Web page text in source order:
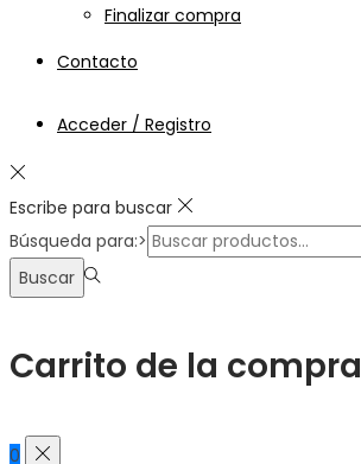
Finalizar compra
Contacto
Acceder / Registro
Escribe para buscar
Búsqueda para:>
Buscar
Carrito de la compra
0